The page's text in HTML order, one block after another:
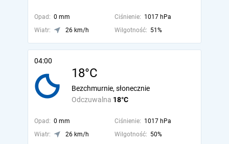
Opad: 0 mm Ciśnienie: 1017 hPa
Wiatr:
26 km/h Wilgotność: 51%
04:00
18°C
Odczuwalna 18°C
Bezchmurnie, słonecznie
Opad: 0 mm Ciśnienie: 1017 hPa
Wiatr:
26 km/h Wilgotność: 50%